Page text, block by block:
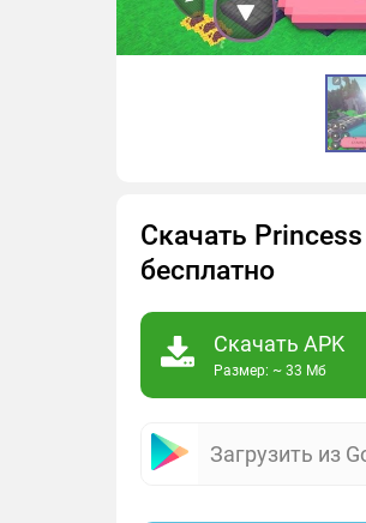
Скачать
бесплатно
Скачать APK
Размер: ~ 33 Мб
Загрузить из